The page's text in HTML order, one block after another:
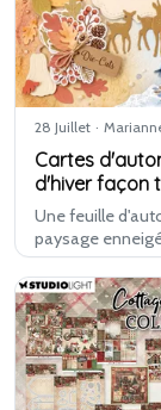
28 Juillet ·
Cartes
d'hiver façon
poste avec
Design
Une feuille
paysage
citrouille au
timbre : les
motifs de
apportent le
classique du
à vo…